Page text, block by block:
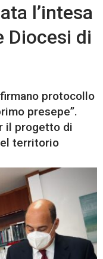
l’intesa
Diocesi di
protocollo
presepe”.
il progetto di
territorio